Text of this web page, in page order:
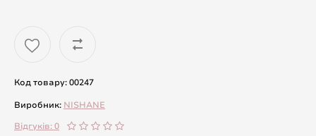
Код товару: 00247
Виробник: NISHANE
Відгуків: 0